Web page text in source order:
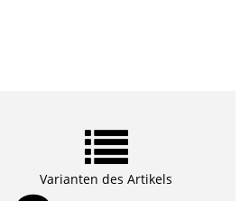
Varianten des Artikels